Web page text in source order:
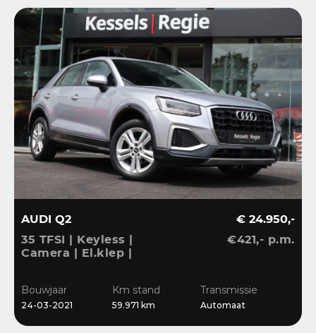
AUDI Q2
35 TFSI | Keyless |
Camera | El.klep |
€ 24.950,-
€421,- p.m.
Bouwjaar
24-03-2021
Km stand
59.971 km
Transmissie
Automaat